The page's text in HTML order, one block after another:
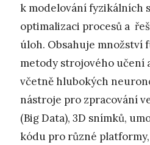
k modelování fyzikálních
optimalizaci procesů a
úloh. Obsahuje množství
metody strojového učení
včetně hlubokých
nástroje pro zpracování
(Big Data), 3D snímků,
kódu pro různé